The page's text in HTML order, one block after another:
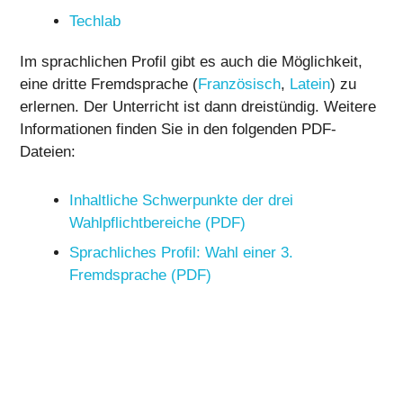
Techlab
Im sprachlichen Profil gibt es auch die Möglichkeit,
eine dritte Fremd­sprache (Französisch, Latein) zu
erlernen. Der Unterricht ist dann dreistündig. Weitere
Informationen finden Sie in den folgenden PDF-
Dateien:
Inhaltliche Schwerpunkte der drei
Wahlpflichtbereiche (PDF)
Sprachliches Profil: Wahl einer 3.
Fremdsprache (PDF)